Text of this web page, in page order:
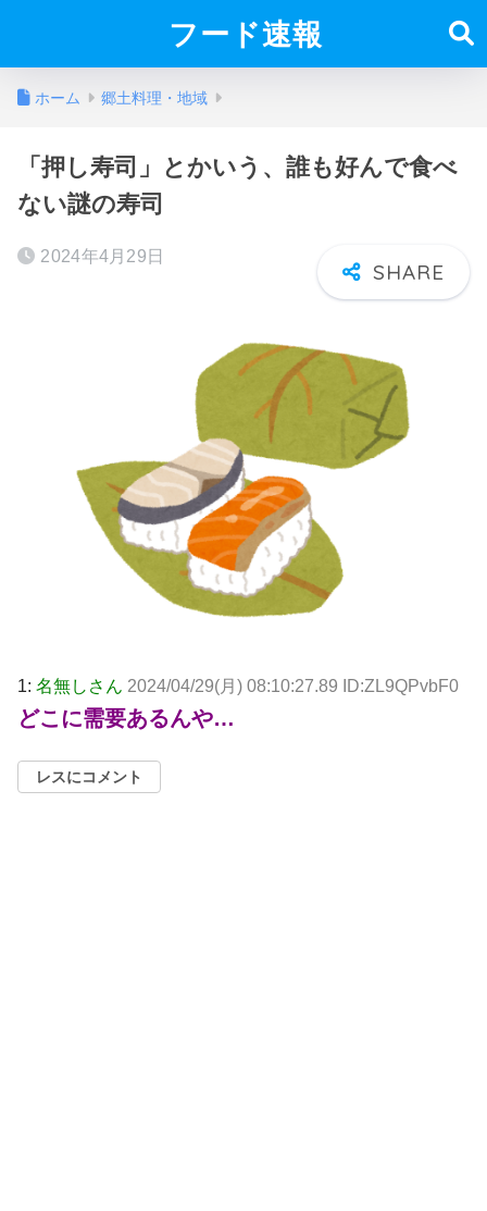
フード速報
ホーム 郷土料理・地域
「押し寿司」とかいう、誰も好んで食べ
ない謎の寿司
2024年4月29日
1: 名無しさん 2024/04/29(月) 08:10:27.89 ID:ZL9QPvbF0
どこに需要あるんや…
レスにコメント